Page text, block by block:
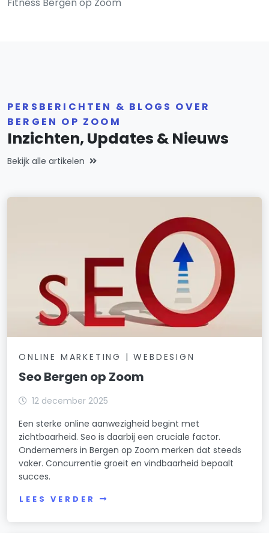
Fitness Bergen op Zoom
PERSBERICHTEN & BLOGS OVER
BERGEN OP ZOOM
Inzichten, Updates & Nieuws
Bekijk alle artikelen
ONLINE MARKETING | WEBDESIGN
Seo Bergen op Zoom
12 december 2025
Een sterke online aanwezigheid begint met
zichtbaarheid. Seo is daarbij een cruciale factor.
Ondernemers in Bergen op Zoom merken dat steeds
vaker. Concurrentie groeit en vindbaarheid bepaalt
succes.
LEES VERDER